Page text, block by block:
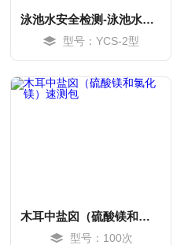
泳池水安全检测-泳池水安全快速检测箱
型号：YCS-2型
木耳中盐囟（硫酸镁和氯化镁）速测包
型号：100次